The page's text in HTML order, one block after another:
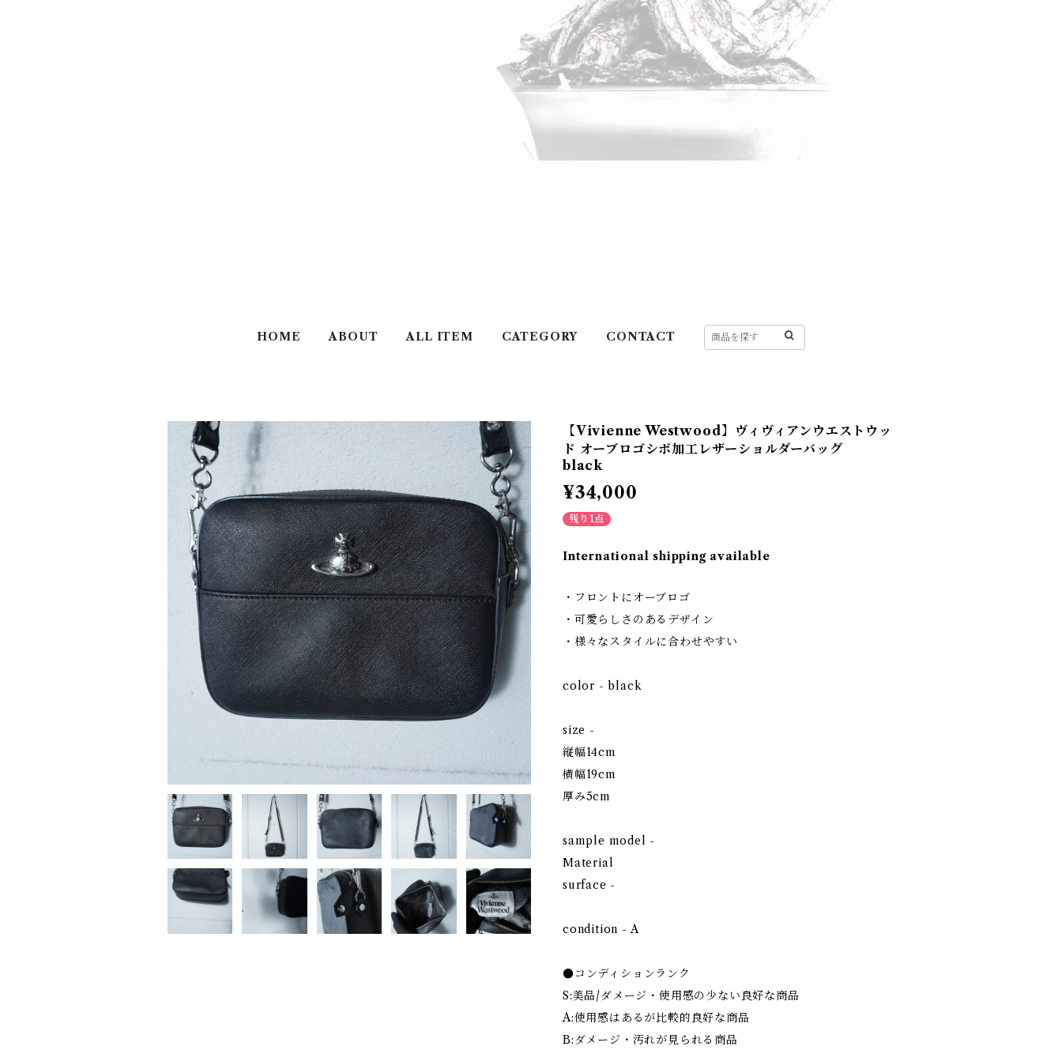
HOME ABOUT ALL ITEM CATEGORY CONTACT
【Vivienne Westwood】ヴィヴィアンウエストウッ
ド オーブロゴシボ加工レザーショルダーバッグ
black
¥34,000
残り1点
International shipping available
・フロントにオーブロゴ
・可愛らしさのあるデザイン
・様々なスタイルに合わせやすい
color - black
size -
縦幅14cm
横幅19cm
厚み5cm
sample model -
Material
surface -
condition - A
●コンディションランク
S:美品/ダメージ・使用感の少ない良好な商品
A:使用感はあるが比較的良好な商品
B:ダメージ・汚れが見られる商品